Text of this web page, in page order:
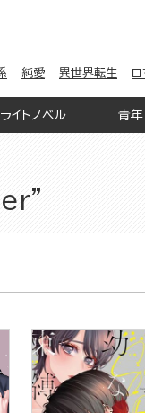
純愛 異世界転生 ロ
ライトノベル 青年